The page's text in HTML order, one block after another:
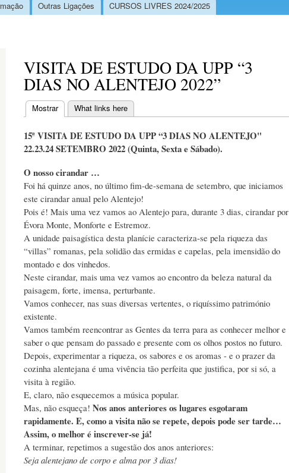
Outras Ligações CURSOS LIVRES 2024/2025
VISITA DE ESTUDO DA UPP “3
DIAS NO ALENTEJO 2022”
Separadores primários
Mostrar(separador ativo)
What links here
15ª VISITA DE ESTUDO DA UPP “3 DIAS NO ALENTEJO"
22.23.24 SETEMBRO 2022 (Quinta, Sexta e Sábado).
O nosso cirandar …
Foi há quinze anos, no último fim-de-semana de setembro, que iniciamos
este cirandar anual pelo Alentejo!
Pois é! Mais uma vez vamos ao Alentejo para, durante 3 dias, cirandar por
Évora Monte, Monforte e Estremoz.
A unidade paisagística desta planície caracteriza-se pela riqueza das
“villas” romanas, pela solidão das ermidas e capelas, pela imensidão do
montado e dos vinhedos.
Neste cirandar, mais uma vez vamos ao encontro da beleza natural da
paisagem, forte, imensa, perturbante.
Vamos conhecer, nas suas diversas vertentes, o riquíssimo património
existente.
Vamos também reencontrar as Gentes da terra para as conhecer melhor e
saber o que pensam do passado e presente com os olhos postos no futuro.
Depois, experimentar a riqueza, os sabores e os aromas - e o prazer da
cozinha alentejana é uma vivência tão perfeita que justifica, por si só, a
visita à região.
E, claro, não esquecemos a música popular.
Mas, não esqueça! Nos anos anteriores os lugares esgotaram
rapidamente. E, como a visita não se repete, depois pode ser tarde…
Assim, o melhor é inscrever-se já!
A terminar, repetimos a sugestão dos anos anteriores:
Seja alentejano de corpo e alma por 3 dias!